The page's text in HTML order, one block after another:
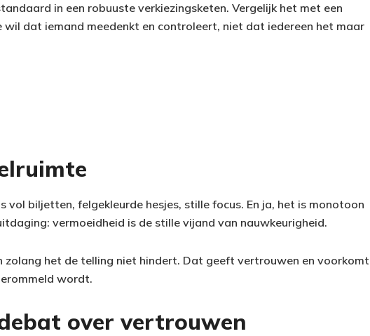
in een robuuste verkiezingsketen. Vergelijk het met een
dat iemand meedenkt en controleert, niet dat iedereen het maar
vol biljetten, felgekleurde hesjes, stille focus. En ja, het is monotoon
vermoeidheid is de stille vijand van nauwkeurigheid.
zolang het de telling niet hindert. Dat geeft vertrouwen en voorkomt
wordt.
over vertrouwen